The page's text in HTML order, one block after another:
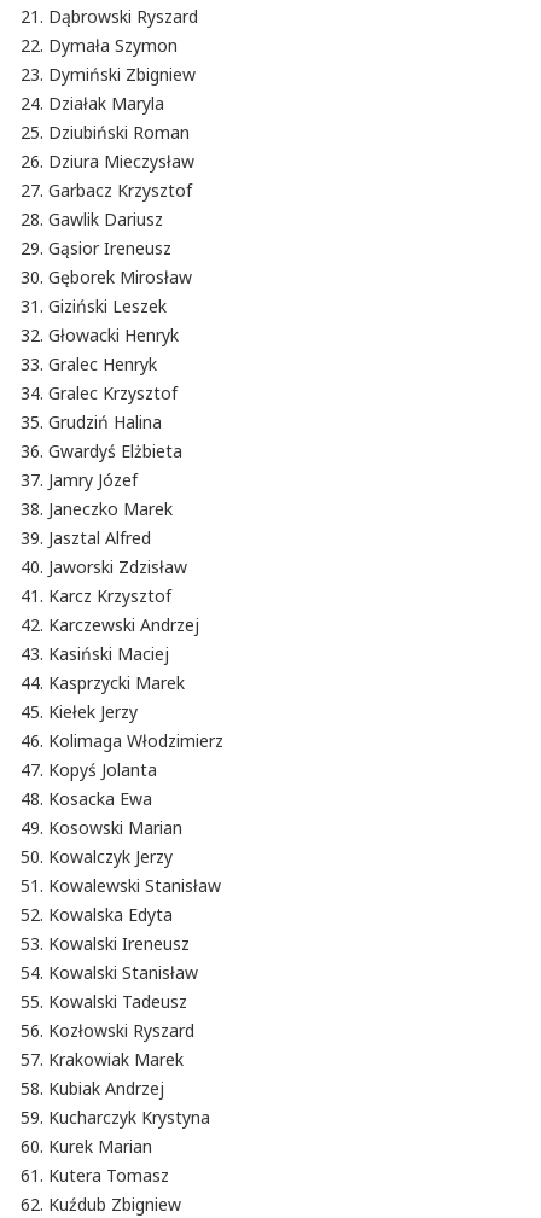
Dąbrowski Ryszard
Dymała Szymon
Dymiński Zbigniew
Działak Maryla
Dziubiński Roman
Dziura Mieczysław
Garbacz Krzysztof
Gawlik Dariusz
Gąsior Ireneusz
Gęborek Mirosław
Giziński Leszek
Głowacki Henryk
Gralec Henryk
Gralec Krzysztof
Grudziń Halina
Gwardyś Elżbieta
Jamry Józef
Janeczko Marek
Jasztal Alfred
Jaworski Zdzisław
Karcz Krzysztof
Karczewski Andrzej
Kasiński Maciej
Kasprzycki Marek
Kiełek Jerzy
Kolimaga Włodzimierz
Kopyś Jolanta
Kosacka Ewa
Kosowski Marian
Kowalczyk Jerzy
Kowalewski Stanisław
Kowalska Edyta
Kowalski Ireneusz
Kowalski Stanisław
Kowalski Tadeusz
Kozłowski Ryszard
Krakowiak Marek
Kubiak Andrzej
Kucharczyk Krystyna
Kurek Marian
Kutera Tomasz
Kuźdub Zbigniew